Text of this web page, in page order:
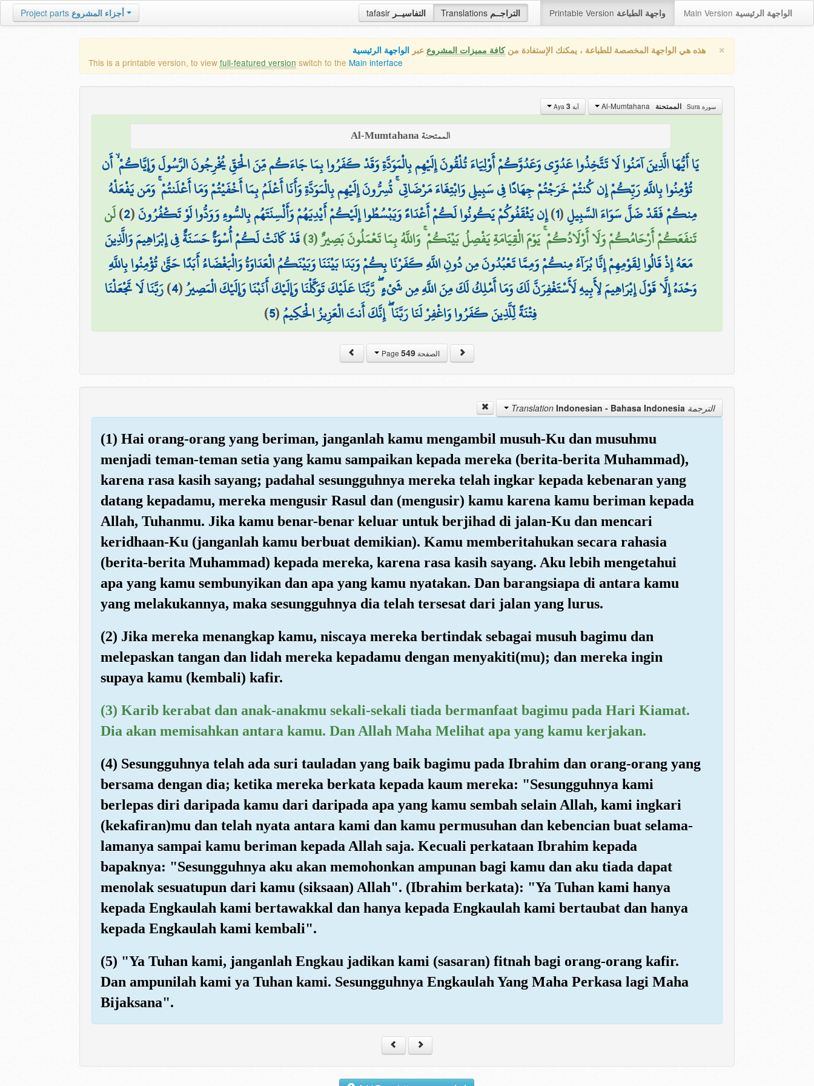
tafasir التفاسيــر Translations التراجــم Printable Version واجهة الطباعة Main Version الواجهة الرئيسية Project parts أجزاء المشروع
× هذه هي الواجهة المخصصة للطباعة ، يمكنك الإستفادة منكافة مميزات المشروع عبر الواجهة الرئيسية
This is a printable version, to view full-featured version switch to the Main interface
سورة Sura الممتحنة آية Aya 3
الممتحنة Al-Mumtahana
يَا أَيُّهَا الَّذِينَ آمَنُوا لَا تَتَّخِذُوا عَدُوِّي وَعَدُوَّكُمْ أَوْلِيَاءَ تُلْقُونَ إِلَيْهِم بِالْمَوَدَّةِ وَقَدْ كَفَرُوا بِمَا جَاءَكُم مِّنَ الْحَقِّ يُخْرِجُونَ الرَّسُولَ وَإِيَّاكُمْ ۙ أَن
تُؤْمِنُوا بِاللَّهِ رَبِّكُمْ إِن كُنتُمْ خَرَجْتُمْ جِهَادًا فِي سَبِيلِي وَابْتِغَاءَ مَرْضَاتِي ۚ تُسِرُّونَ إِلَيْهِم بِالْمَوَدَّةِ وَأَنَا أَعْلَمُ بِمَا أَخْفَيْتُمْ وَمَا أَعْلَنتُمْ ۚ وَمَن يَفْعَلْهُ
مِنكُمْ فَقَدْ ضَلَّ سَوَاءَ السَّبِيلِ(
1
)إِن يَثْقَفُوكُمْ يَكُونُوا لَكُمْ أَعْدَاءً وَيَبْسُطُوا إِلَيْكُمْ أَيْدِيَهُمْ وَأَلْسِنَتَهُم بِالسُّوءِ وَوَدُّوا لَوْ تَكْفُرُونَ(
2
)لَن
تَنفَعَكُمْ أَرْحَامُكُمْ وَلَا أَوْلَادُكُمْ ۚ يَوْمَ الْقِيَامَةِ يَفْصِلُ بَيْنَكُمْ ۚ وَاللَّهُ بِمَا تَعْمَلُونَ بَصِيرٌ (3) قَدْ كَانَتْ لَكُمْ أُسْوَةٌ حَسَنَةٌ فِي إِبْرَاهِيمَ وَالَّذِينَ
مَعَهُ إِذْ قَالُوا لِقَوْمِهِمْ إِنَّا بُرَآءُ مِنكُمْ وَمِمَّا تَعْبُدُونَ مِن دُونِ اللَّهِ كَفَرْنَا بِكُمْ وَبَدَا بَيْنَنَا وَبَيْنَكُمُ الْعَدَاوَةُ وَالْبَغْضَاءُ أَبَدًا حَتَّىٰ تُؤْمِنُوا بِاللَّهِ
وَحْدَهُ إِلَّا قَوْلَ إِبْرَاهِيمَ لِأَبِيهِ لَأَسْتَغْفِرَنَّ لَكَ وَمَا أَمْلِكُ لَكَ مِنَ اللَّهِ مِن شَيْءٍ ۖ رَّبَّنَا عَلَيْكَ تَوَكَّلْنَا وَإِلَيْكَ أَنَبْنَا وَإِلَيْكَ الْمَصِيرُ(
4
)رَبَّنَا لَا تَجْعَلْنَا
فِتْنَةً لِّلَّذِينَ كَفَرُوا وَاغْفِرْ لَنَا رَبَّنَا ۖ إِنَّكَ أَنتَ الْعَزِيزُ الْحَكِيمُ(
5
)
الصفحة Page549
الترجمة Translation Indonesian - Bahasa Indonesia
(1) Hai orang-orang yang beriman, janganlah kamu mengambil musuh-Ku dan musuhmu
menjadi teman-teman setia yang kamu sampaikan kepada mereka (berita-berita Muhammad),
karena rasa kasih sayang; padahal sesungguhnya mereka telah ingkar kepada kebenaran yang
datang kepadamu, mereka mengusir Rasul dan (mengusir) kamu karena kamu beriman kepada
Allah, Tuhanmu. Jika kamu benar-benar keluar untuk berjihad di jalan-Ku dan mencari
keridhaan-Ku (janganlah kamu berbuat demikian). Kamu memberitahukan secara rahasia
(berita-berita Muhammad) kepada mereka, karena rasa kasih sayang. Aku lebih mengetahui
apa yang kamu sembunyikan dan apa yang kamu nyatakan. Dan barangsiapa di antara kamu
yang melakukannya, maka sesungguhnya dia telah tersesat dari jalan yang lurus.
(2) Jika mereka menangkap kamu, niscaya mereka bertindak sebagai musuh bagimu dan
melepaskan tangan dan lidah mereka kepadamu dengan menyakiti(mu); dan mereka ingin
supaya kamu (kembali) kafir.
(3) Karib kerabat dan anak-anakmu sekali-sekali tiada bermanfaat bagimu pada Hari Kiamat.
Dia akan memisahkan antara kamu. Dan Allah Maha Melihat apa yang kamu kerjakan.
(4) Sesungguhnya telah ada suri tauladan yang baik bagimu pada Ibrahim dan orang-orang yang
bersama dengan dia; ketika mereka berkata kepada kaum mereka: "Sesungguhnya kami
berlepas diri daripada kamu dari daripada apa yang kamu sembah selain Allah, kami ingkari
(kekafiran)mu dan telah nyata antara kami dan kamu permusuhan dan kebencian buat selama-
lamanya sampai kamu beriman kepada Allah saja. Kecuali perkataan Ibrahim kepada
bapaknya: "Sesungguhnya aku akan memohonkan ampunan bagi kamu dan aku tiada dapat
menolak sesuatupun dari kamu (siksaan) Allah". (Ibrahim berkata): "Ya Tuhan kami hanya
kepada Engkaulah kami bertawakkal dan hanya kepada Engkaulah kami bertaubat dan hanya
kepada Engkaulah kami kembali".
(5) "Ya Tuhan kami, janganlah Engkau jadikan kami (sasaran) fitnah bagi orang-orang kafir.
Dan ampunilah kami ya Tuhan kami. Sesungguhnya Engkaulah Yang Maha Perkasa lagi Maha
Bijaksana".